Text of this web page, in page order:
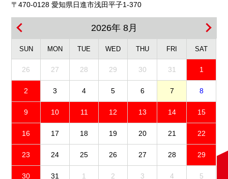
〒470-0128 愛知県日進市浅田平子1-370
2026年 8月
SUN MON TUE WED THU FRI SAT
26 27 28 29 30 31 1
2 3 4 5 6 7 8
9 10 11 12 13 14 15
16 17 18 19 20 21 22
23 24 25 26 27 28 29
30 31 1 2 3 4 5